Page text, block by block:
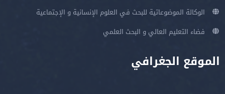
الوكالة الموضوعاتية للبحث في العلوم الإنسانية و الإجتماعية
فضاء التعليم العالي و البحث العلمي
الموقع الجغرافي